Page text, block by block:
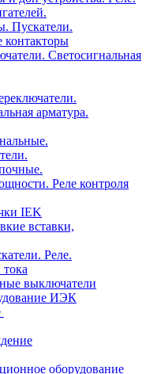
Пускатели.
Светосигнальная
арматура.
Реле контроля
IEK
вставки,
Реле.
выключатели
ИЭК
оборудование